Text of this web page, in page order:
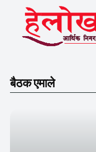
बैठक एमाले